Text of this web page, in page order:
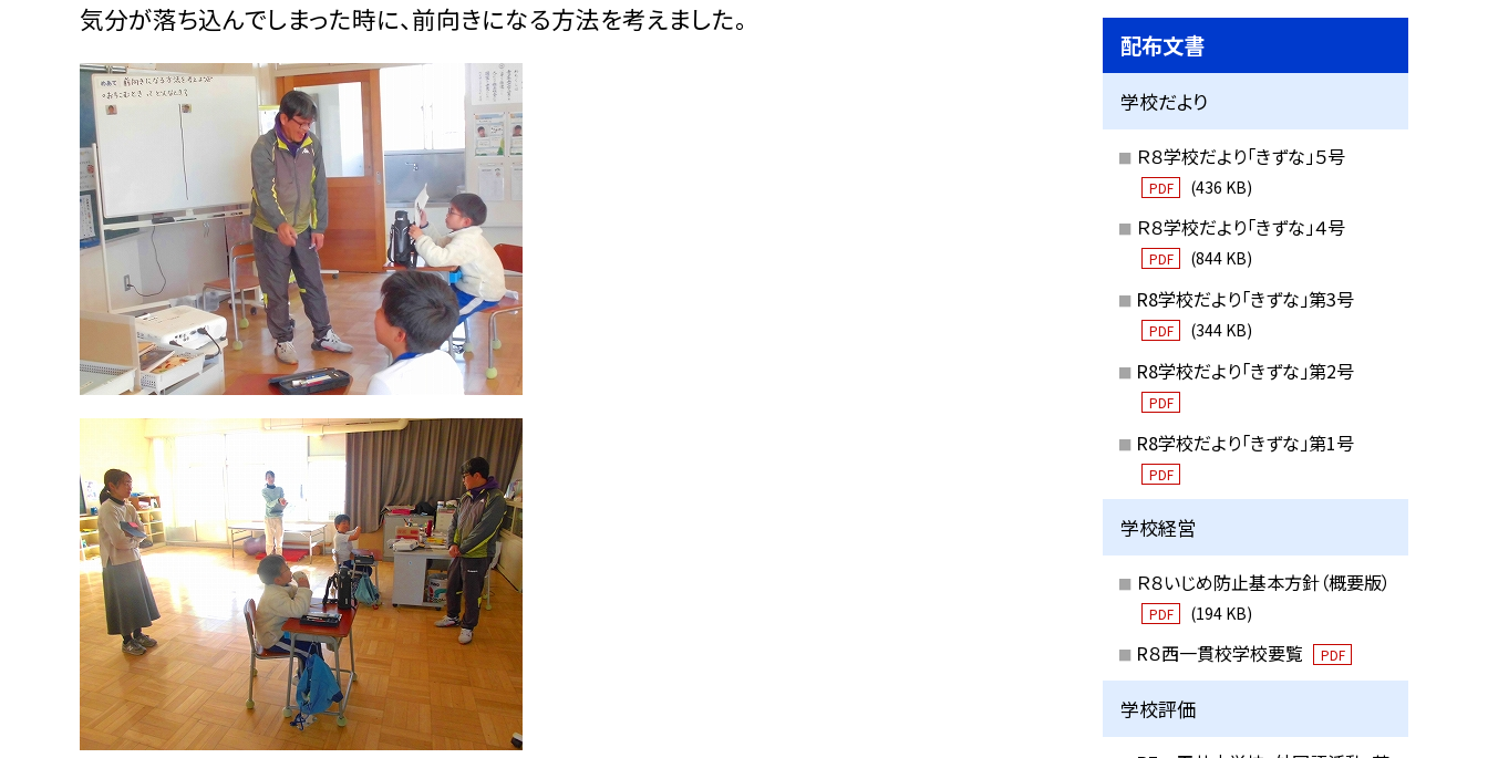
気分が落ち込んでしまった時に、前向きになる方法を考えました。
配布文書
学校だより
Ｒ８学校だより「きずな」５号
PDF (436 KB)
Ｒ８学校だより「きずな」４号
PDF (844 KB)
R8学校だより「きずな」第3号
PDF (344 KB)
R8学校だより「きずな」第2号
PDF
R8学校だより「きずな」第1号
PDF
学校経営
Ｒ８いじめ防止基本方針（概要版）
PDF (194 KB)
R８西一貫校学校要覧 PDF
学校評価